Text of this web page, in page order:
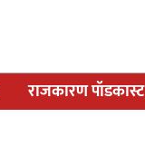
राजकारण पॉडकास्ट